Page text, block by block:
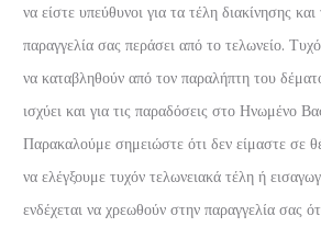
να είστε υπεύθυνοι για τα τέλη διακίνησης
παραγγελία σας περάσει από το τελωνείο.
να καταβληθούν από τον παραλήπτη του
ισχύει και για τις παραδόσεις στο Ηνωμένο
Παρακαλούμε σημειώστε ότι δεν είμαστε σε
να ελέγξουμε τυχόν τελωνειακά τέλη ή
ενδέχεται να χρεωθούν στην παραγγελία σας